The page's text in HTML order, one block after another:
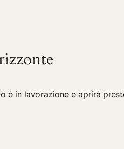
è in lavorazione e aprirà